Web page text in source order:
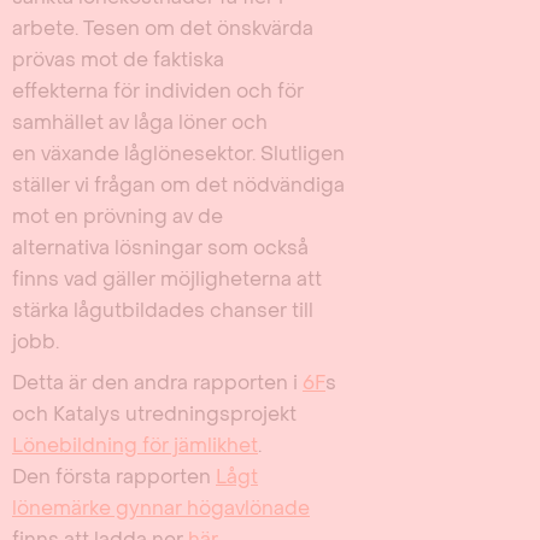
arbete. Tesen om det önskvärda
prövas mot de faktiska
effekterna för individen och för
samhället av låga löner och
en växande låglönesektor. Slutligen
ställer vi frågan om det nödvändiga
mot en prövning av de
alternativa lösningar som också
finns vad gäller möjligheterna att
stärka lågutbildades chanser till
jobb.
Detta är den andra rapporten i 6Fs
och Katalys utredningsprojekt
Lönebildning för jämlikhet.
Den första rapporten Lågt
lönemärke gynnar högavlönade